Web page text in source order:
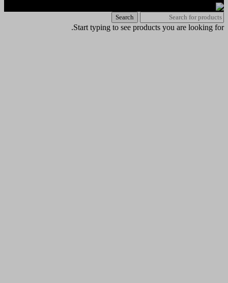
Search
Start typing to see products you are looking for.